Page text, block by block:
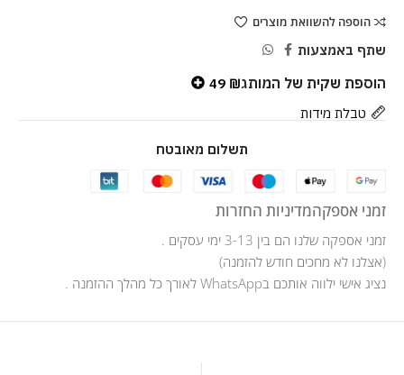
הוספה להשוואת מוצרים
שתף באמצעות
הוספת שקית של המותג 49 ₪
טבלת מידות
תשלום מאובטח
זמני אספקהמדיניות החזרות
זמני אספקה שלנו הם בין 3-13 ימי עסקים .
(אצלנו לא מחכים חודש להזמנה)
נציג אישי ילווה אותכם בWhatsApp לאורך כל מהלך ההזמנה .